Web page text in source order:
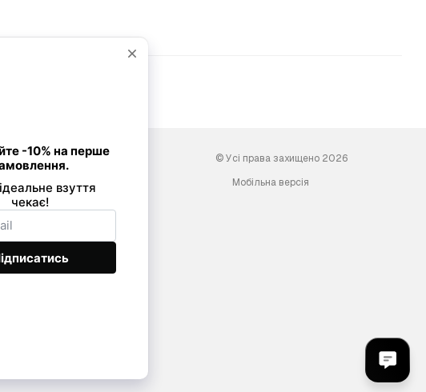
Viber
Telegram
office@giardini-shoes.com
© Усі права захищено 2026
Мобільна версія